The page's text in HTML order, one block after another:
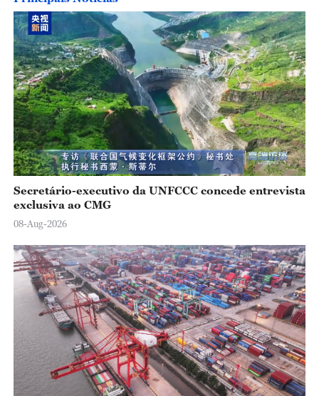
i
d
e
o
Secretário-executivo da UNFCCC concede entrevista
exclusiva ao CMG
08-Aug-2026